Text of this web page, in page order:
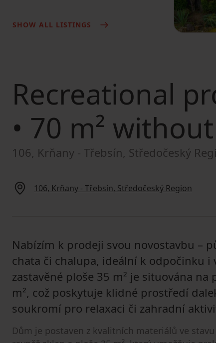
SHOW ALL LISTINGS
Recreational
• 70 m²
106, Krňany - Třebsín, Středočeský
106, Krňany - Třebsín, Středočeský Region
Nabízím k prodeji svou novostavbu –
chata či chalupa, ideální k odpočinku
zastavěné ploše 35 m² je situována
m², což poskytuje klidné prostředí
soukromí pro relaxaci či zahradní
Dům je postaven z kvalitních materiálů ve